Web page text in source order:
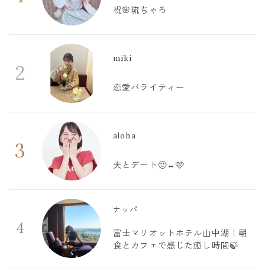
祝🌸琉ちゃろ
2
miki
恋愛バライティー
3
aloha
夫とデート🙂‍↔️🩷
4
ナッパ
富士マリオットホテル山中湖｜朝
食とカフェで感じた癒し時間🍃